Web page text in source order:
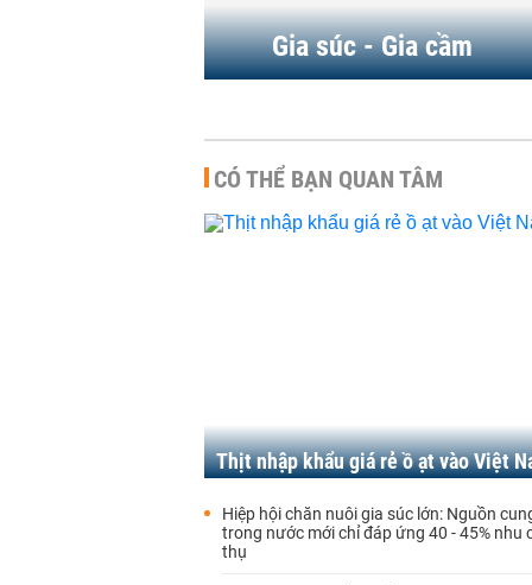
Gia súc - Gia cầm
CÓ THỂ BẠN QUAN TÂM
Thịt nhập khẩu giá rẻ ồ ạt vào Việt
Hiệp hội chăn nuôi gia súc lớn: Nguồn
trong nước mới chỉ đáp ứng 40 - 45% nhu
thụ